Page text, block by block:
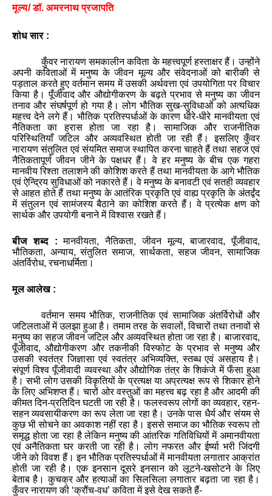
मूल्य/ डॉ. अमरनाथ प्रजापति
शोध सार :
कुँवर नारायण समकालीन कविता के महत्त्वपूर्ण हस्ताक्षर हैं। उन्होंने
अपनी कविताओं में मनुष्य के जीवन मूल्य और संवेदनाओं को बारीकी से
पड़ताल करते हुए वर्तमान समय में उसकी अर्थवत्ता एवं उपयोगिता पर विचार
किया है। पूँजीवाद और औद्योगीकरण के बढ़ते प्रभाव से मनुष्य का जीवन
तनाव और संघर्षपूर्ण हो गया है। लोग भौतिक सुख-सुविधाओं को अत्यधिक
महत्त्व देने लगे हैं। भौतिक प्रतिस्‍पर्धाओं के कारण धीरे-धीरे मानवीयता एवं
नैतिकता का ह्रास होता जा रहा है। सामाजिक और राजनीतिक
परिस्थितियाँ जटिल और अव्यवस्थित होती जा रही हैं। इसलिए कुँवर
नारायण संतुलित एवं संयमित समाज स्थापित करना चाहते हैं तथा सहज एवं
नैतिकतापूर्ण जीवन जीने के पक्षधर हैं। वे हर मनुष्‍य के बीच एक गहरा
मानवीय रिश्ता तलाशने की कोशिश करते हैं तथा मानवीयता के आगे भौतिक
एवं ऐन्द्रिय सुविधाओं को नकारते हैं। वे मनुष्य के बनावटी एवं सतही व्यवहार
से आहत होते हैं तथा मनुष्य के आतंरिक प्रकृति एवं वाह्य प्रकृति के अंतर्द्वंद
में संतुलन एवं सामंजस्य बैठाने का कोशिश करते हैं। वे प्रत्येक क्षण को
सार्थक और उपयोगी बनाने में विश्वास रखते हैं।
बीज शब्द : मानवीयता,नैतिकता,जीवन मूल्य,बाजारवाद,पूँजीवाद,
भौतिकता, अन्याय,संतुलित समाज,सार्थकता,सहज जीवन,सामाजिक
अंतर्विरोध,रचनाधर्मिता।
मूल आलेख :
वर्तमान समय भौतिक,राजनीतिक एवं सामाजिक अंतर्विरोधों और
जटिलताओं में उलझा हुआ है। तमाम तरह के सवालों,विचारों तथा तनावों से
मनुष्‍य का सहज जीवन जटिल और अव्यवस्थित होता जा रहा है। बाजारवाद,
पूँजीवाद,औद्योगीकरण और तकनीकी विस्‍फोट के प्रभाव से मनुष्‍य और
उसकी स्‍वतंत्र जिज्ञासा एवं स्वतंत्र अभिव्‍यक्ति,स्‍तब्‍ध एवं असहाय है।
संपूर्ण विश्‍व पूँजीवादी व्‍यवस्‍था और औद्योगिक तंत्र के शिकंजे में फँसा हुआ
है। सभी लोग उसकी विकृतियों के प्रत्‍यक्ष या अप्रत्‍यक्ष रूप से शिकार होने
के लिए अभिशप्‍त हैं। चारों ओर वस्‍तुओं का महत्त्व बढ़ रहा है और आदमी की
कीमत दिन-प्रतिदिन घटती जा रही है। फलस्‍वरूप लोगों का व्‍यवहार,रहन-
सहन व्‍यवसायीकरण का रूप लेता जा रहा है। उनके पास धैर्य और संयम से
कुछ भी सोचने का अवकाश नहीं रहा है। इससे समाज का भौतिक स्‍वरूप तो
समृद्ध होता जा रहा है लेकिन मनुष्‍य की आंतरिक गतिविधियों में अमानवीयता
एवं अनैतिकता घर करती जा रही है। लोग नफरत और ईर्ष्या भरी जिंदगी
जीने को विवश हैं। इन भौतिक प्रतिस्‍पर्धाओं में मानवीयता लगातार आक्रांत
होती जा रही है। एक इनसान दूसरे इनसान को लूटने-खसोटने के लिए
बेताब है। कुचक्र और हत्याओं का सिलसिला लगातार बढ़ता जा रहा है।
कुँवर नारायण की ‘क्रौंच-वध’कविता में इसे देख सकते हैं-